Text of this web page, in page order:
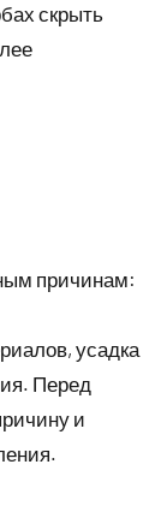
скрыть
причинам:
усадка
Перед
и